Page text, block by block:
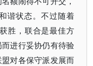
谐状态。不过随着
胜，联合是最佳方
进行妥协仍有待验
对各保守派发展而